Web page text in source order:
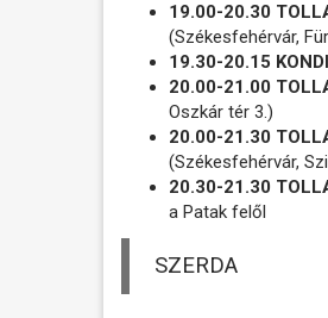
19.00-20.30
(Székesfehérvár,
19.30-20.15
20.00-21.00
Oszkár tér 3.)
20.00-21.30
(Székesfehérvár,
20.30-21.30
a Patak felől
SZERDA